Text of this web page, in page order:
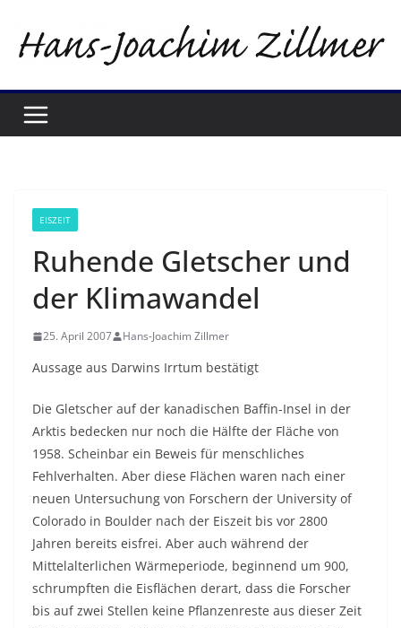
Inhalt
springen
EISZEIT
Ruhende Gletscher und
der Klimawandel
25. April 2007 Hans-Joachim Zillmer
Aussage aus Darwins Irrtum bestätigt
Die Gletscher auf der kanadischen Baffin-Insel in der
Arktis bedecken nur noch die Hälfte der Fläche von
1958. Scheinbar ein Beweis für menschliches
Fehlverhalten. Aber diese Flächen waren nach einer
neuen Untersuchung von Forschern der University of
Colorado in Boulder nach der Eiszeit bis vor 2800
Jahren bereits eisfrei. Aber auch während der
Mittelalterlichen Wärmeperiode, beginnend um 900,
schrumpften die Eisflächen derart, dass die Forscher
bis auf zwei Stellen keine Pflanzenreste aus dieser Zeit